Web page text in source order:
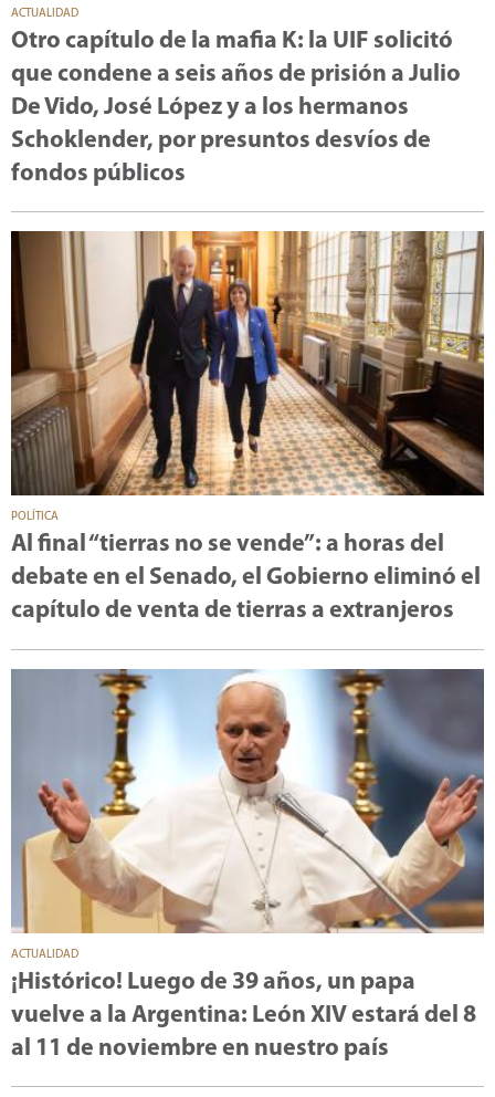
ACTUALIDAD
Otro capítulo de la mafia K: la UIF solicitó
que condene a seis años de prisión a Julio
De Vido, José López y a los hermanos
Schoklender, por presuntos desvíos de
fondos públicos
POLÍTICA
Al final “tierras no se vende”: a horas del
debate en el Senado, el Gobierno eliminó el
capítulo de venta de tierras a extranjeros
ACTUALIDAD
¡Histórico! Luego de 39 años, un papa
vuelve a la Argentina: León XIV estará del 8
al 11 de noviembre en nuestro país